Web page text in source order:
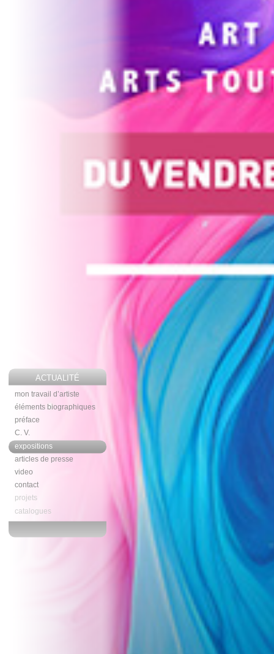
ACTUALITÉ
mon travail d’artiste
éléments biographiques
préface
C. V.
expositions
articles de presse
video
contact
projets
catalogues